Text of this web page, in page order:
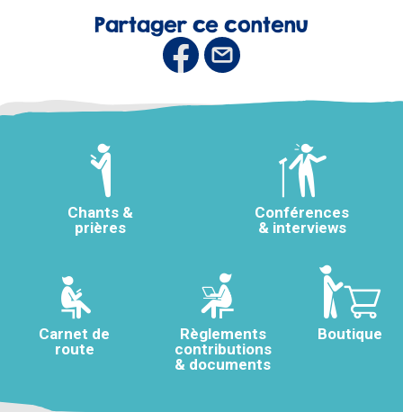
Partager ce contenu
Chants &
prières
Conférences
& interviews
Carnet de
route
Règlements
contributions
& documents
Boutique